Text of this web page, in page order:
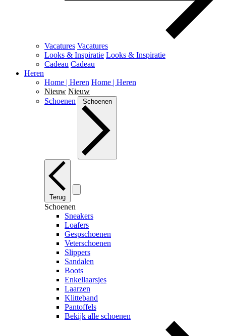
Vacatures Vacatures
Looks & Inspiratie Looks & Inspiratie
Cadeau Cadeau
Heren
Home | Heren Home | Heren
Nieuw Nieuw
Schoenen
Schoenen
Terug
Schoenen
Sneakers
Loafers
Gespschoenen
Veterschoenen
Slippers
Sandalen
Boots
Enkellaarsjes
Laarzen
Klitteband
Pantoffels
Bekijk alle schoenen